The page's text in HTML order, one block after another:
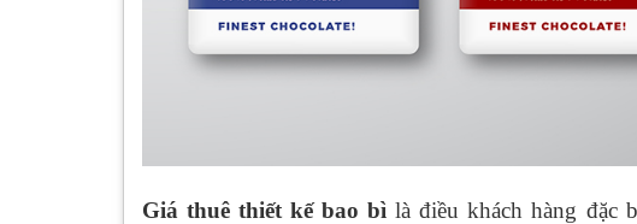
Giá thuê thiết kế bao bì là điều khách hàng đặc